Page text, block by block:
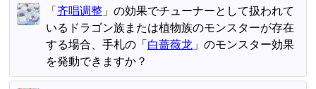
「 齐唱调整 」の効果でチューナーとして扱われて
いるドラゴン族または植物族のモンスターが存在
する場合、手札の「 白蔷薇龙 」のモンスター効果
を発動できますか？